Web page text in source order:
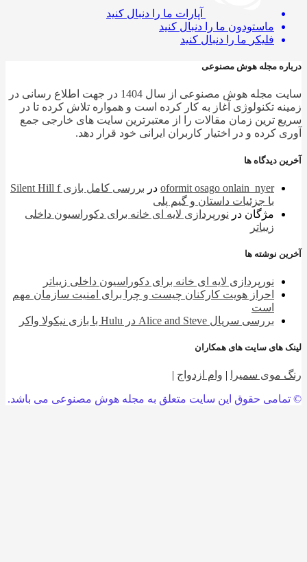
آپارات ما را دنبال کنید
ماستودون ما را دنبال کنید
فلیکر ما را دنبال کنید
مجله هوش مصنوعی
سایت مجله هوش مصنوعی از سال 1404 در جهت اطلاع رسانی در
تکنولوژی آغاز به کار کرده است و همواره تلاش کرده تا در
ترین زمان مقالات را از معتبرترین سایت های خارجی جمع
کرده و در اختیار کاربران ایرانی خود قرار دهد.
دیدگاه ها
oformit osago onlain_nyerدر
بررسی کامل بازی Silent Hill f
با جزئیات داستان و گیم پلی
مژگاندرنورپردازی لایه ای خانه برای دکوراسیون داخلی
زیباتر
نوشته ها
نورپردازی لایه ای خانه برای دکوراسیون داخلی زیباتر
احراز هویت کارکنان چیست و چرا برای امنیت سازمان مهم
بررسی سریال Alice and Steve در Hulu با بازی نیکولا واکر
های سایت های همکاران
موی سمیرا|وام ازدواج |
حقوق این سایت متعلق به مجله هوش مصنوعی می باشد.